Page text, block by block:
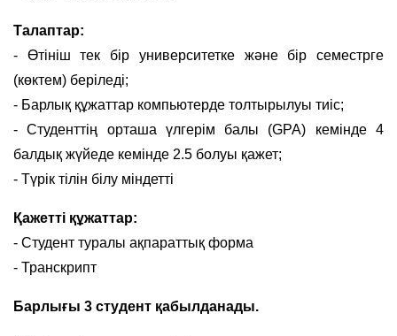
Талаптар:
- Өтініш тек бір университетке және бір семестрге
(көктем) беріледі;
- Барлық құжаттар компьютерде толтырылуы тиіс;
- Студенттің орташа үлгерім балы (GPA) кемінде 4
балдық жүйеде кемінде 2.5 болуы қажет;
- Түрік тілін білу міндетті
Қажетті құжаттар:
- Студент туралы ақпараттық форма
- Транскрипт
Барлығы 3 студент қабылданады.